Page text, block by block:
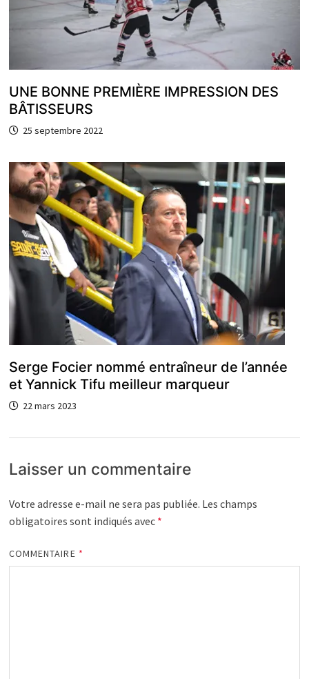
UNE BONNE PREMIÈRE IMPRESSION DES
BÂTISSEURS
25 septembre 2022
Serge Focier nommé entraîneur de l’année
et Yannick Tifu meilleur marqueur
22 mars 2023
Laisser un commentaire
Votre adresse e-mail ne sera pas publiée. Les champs
obligatoires sont indiqués avec *
COMMENTAIRE *